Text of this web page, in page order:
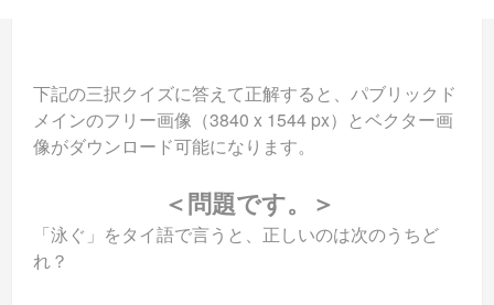
下記の三択クイズに答えて正解すると、パブリックド
メインのフリー画像（3840 x 1544 px）とベクター画
像がダウンロード可能になります。
＜問題です。＞
「泳ぐ」をタイ語で言うと、正しいのは次のうちど
れ？